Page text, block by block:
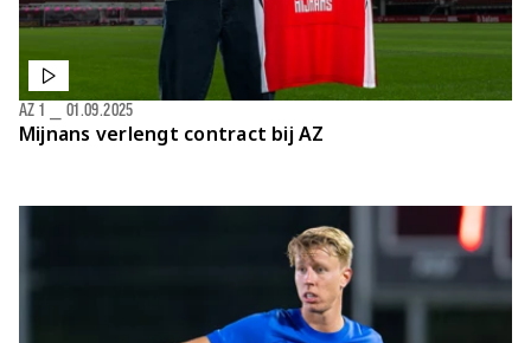
Mijnans verlengt contract bij AZ
AZ 1 01.09.2025